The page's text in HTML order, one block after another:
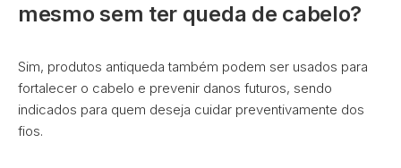
mesmo sem ter queda de cabelo?
Sim, produtos antiqueda também podem ser usados para
fortalecer o cabelo e prevenir danos futuros, sendo
indicados para quem deseja cuidar preventivamente dos
fios.